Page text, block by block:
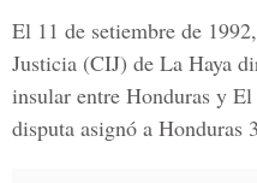
El 11 de setiembre de
Justicia (CIJ) de La Haya
insular entre Honduras y
disputa asignó a Honduras